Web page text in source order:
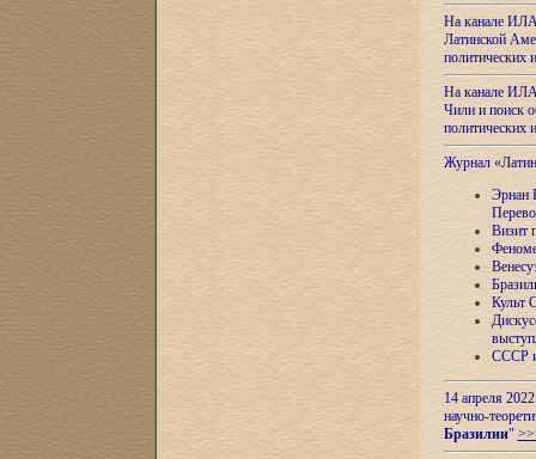
На канале
Латинской
На канале
Чили и поиск
Журнал
Эрнан
Визит
Культ
СССР и
14 апреля
научно-
Бразилии"